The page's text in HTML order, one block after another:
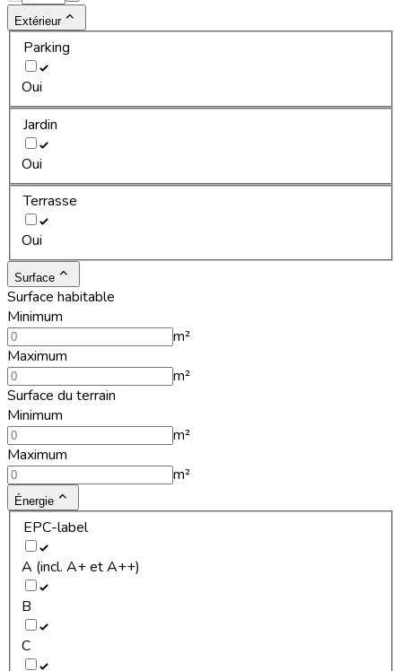
Extérieur
Parking
Oui
Jardin
Oui
Terrasse
Oui
Surface
Surface habitable
Minimum
m²
Maximum
m²
Surface du terrain
Minimum
m²
Maximum
m²
Énergie
EPC-label
A (incl. A+ et A++)
B
C